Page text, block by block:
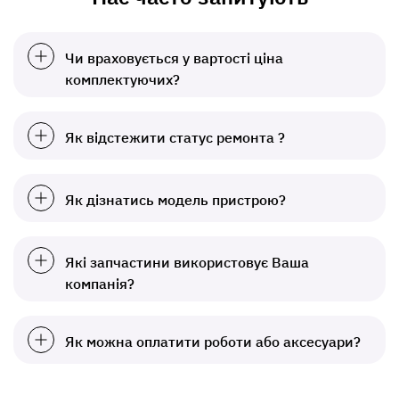
Чи враховується у вартості ціна
комплектуючих?
Як відстежити статус ремонта ?
Як дізнатись модель пристрою?
Які запчастини використовує Ваша
компанія?
Як можна оплатити роботи або аксесуари?